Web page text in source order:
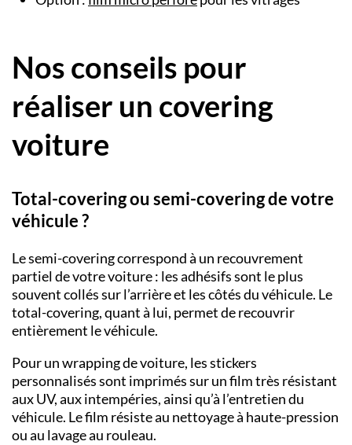
Nos conseils pour
réaliser un covering
voiture
Total-covering ou semi-covering de votre
véhicule ?
Lesemi-coveringcorrespond à un recouvrement
partiel de votre voiture : les adhésifs sont le plus
souvent collés sur l’arrière et les côtés du véhicule. Le
total-covering,quant à lui, permet de recouvrir
entièrement le véhicule.
Pour unwrappingde voiture, lesstickers
personnaliséssont imprimés sur un film très résistant
aux UV, aux intempéries, ainsi qu’à l’entretien du
véhicule. Le film résiste au nettoyage à haute-pression
ou au lavage au rouleau.